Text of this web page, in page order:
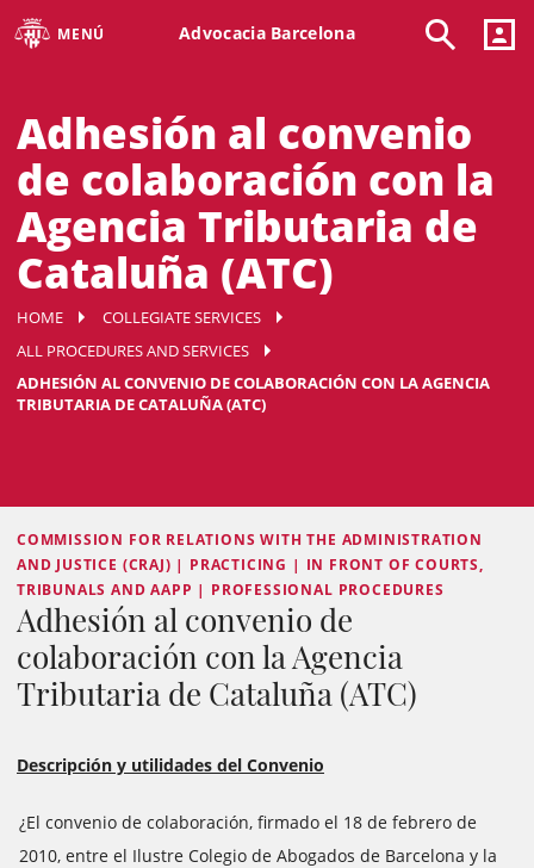
MENÚ Advocacia Barcelona
Adhesión al convenio
de colaboración con la
Agencia Tributaria de
Cataluña (ATC)
HOME
COLLEGIATE SERVICES
ALL PROCEDURES AND SERVICES
ADHESIÓN AL CONVENIO DE COLABORACIÓN CON LA AGENCIA
TRIBUTARIA DE CATALUÑA (ATC)
COMMISSION FOR RELATIONS WITH THE ADMINISTRATION
AND JUSTICE (CRAJ) | PRACTICING | IN FRONT OF COURTS,
TRIBUNALS AND AAPP | PROFESSIONAL PROCEDURES
Adhesión al convenio de
colaboración con la Agencia
Tributaria de Cataluña (ATC)
Descripción y utilidades del Convenio
¿El convenio de colaboración, firmado el 18 de febrero de
2010, entre el Ilustre Colegio de Abogados de Barcelona y la